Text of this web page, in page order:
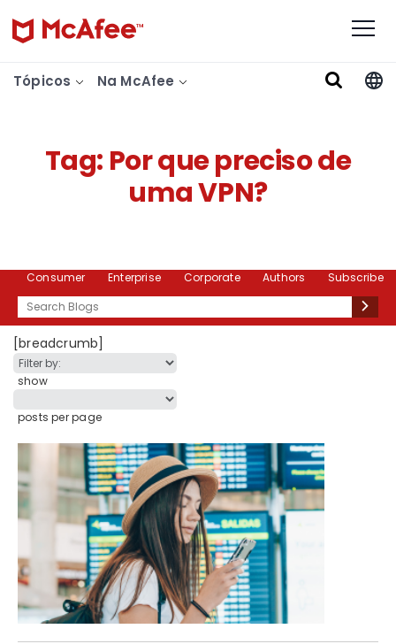
Tópicos Na McAfee
Tag: Por que preciso de
uma VPN?
Consumer Enterprise Corporate Authors
Subscribe
Search
[breadcrumb]
show
posts per page